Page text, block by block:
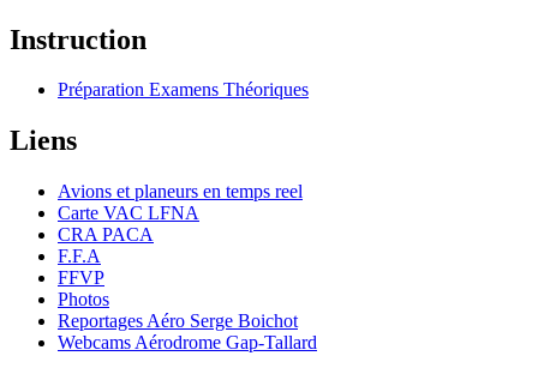
Instruction
Préparation Examens Théoriques
Liens
Avions et planeurs en temps reel
Carte VAC LFNA
CRA PACA
F.F.A
FFVP
Photos
Reportages Aéro Serge Boichot
Webcams Aérodrome Gap-Tallard